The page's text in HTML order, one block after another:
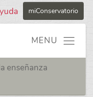
miConservatorio
enseñanza